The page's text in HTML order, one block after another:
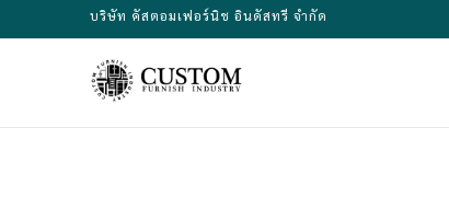
to
บริษัท คัสตอมเฟอร์นิช อินดัสทรี จำกัด